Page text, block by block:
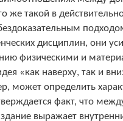
такой в
дисциплин, они
физическими и
«как наверху, так и
может определить
факт, что
здание выражает